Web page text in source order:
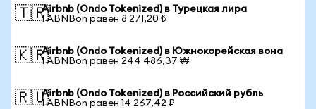
🇹🇷Airbnb (Ondo Tokenized) в Турецкая лира
1 ABNBon равен 8 271,20 ₺
🇰🇷Airbnb (Ondo Tokenized) в Южнокорейская вона
1 ABNBon равен 244 486,37 ₩
🇷🇺Airbnb (Ondo Tokenized) в Российский рубль
1 ABNBon равен 14 267,42 ₽